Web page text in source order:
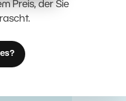
Preis, der Sie